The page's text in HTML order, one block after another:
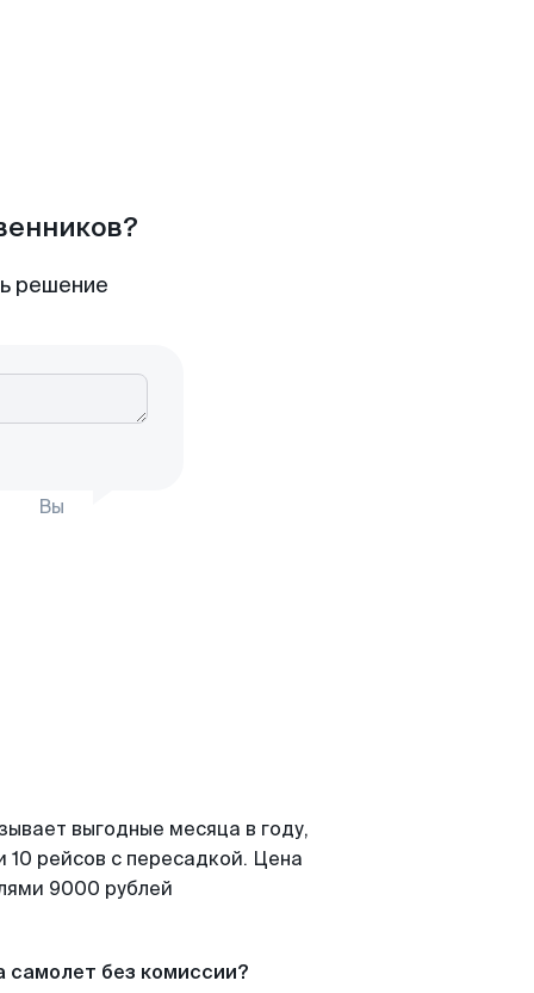
решение
Вы
выгодные месяца в году,
рейсов с пересадкой. Цена
9000 рублей
самолет без комиссии?